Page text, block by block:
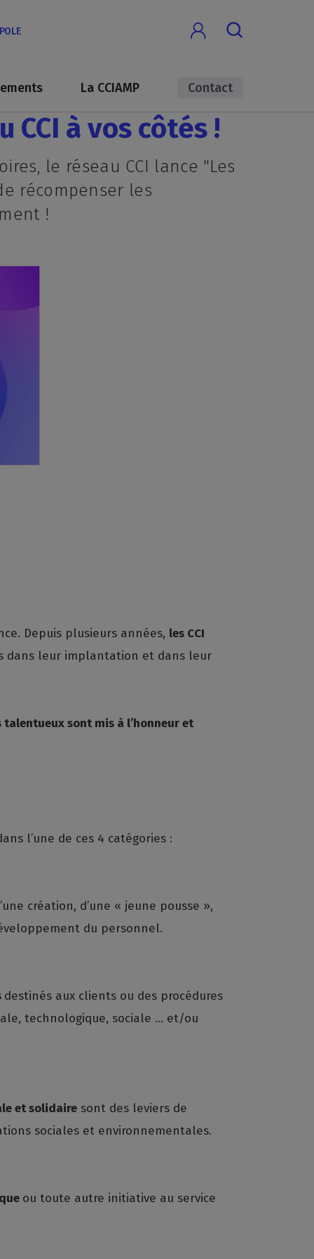
La CCIAMP Contact
CCI à vos côtés !
le réseau CCI lance "Les
récompenser les
!
Depuis plusieurs années, les CCI
dans leur implantation et dans leur
talentueux sont mis à l’honneur et
l’une de ces 4 catégories :
création, d’une « jeune pousse »,
du personnel.
destinés aux clients ou des procédures
technologique, sociale … et/ou
et solidairesont des leviers de
sociales et environnementales.
ou toute autre initiative au service